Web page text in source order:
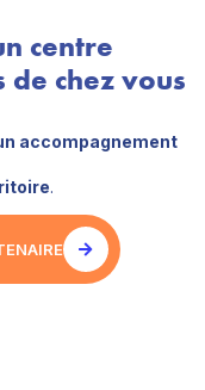
centre
chez vous
accompagnement
.